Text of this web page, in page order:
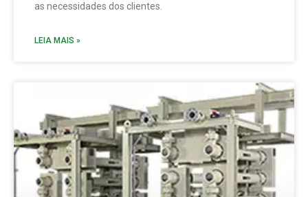
as necessidades dos clientes.
LEIA MAIS »